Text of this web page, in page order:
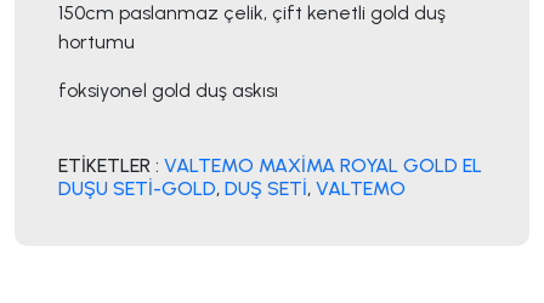
150cm paslanmaz çelik, çift kenetli gold duş
hortumu
foksiyonel gold duş askısı
ETİKETLER : VALTEMO MAXİMA ROYAL GOLD EL
DUŞU SETİ-GOLD, DUŞ SETİ, VALTEMO